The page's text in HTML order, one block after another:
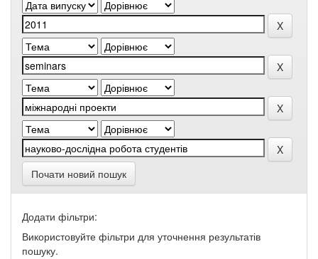
Почати новий пошук
Додати фільтри:
Використовуйте фільтри для уточнення результатів
пошуку.